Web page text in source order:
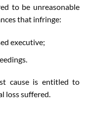
to be unreasonable
that infringe:
executive;
cause is entitled to
loss suffered.